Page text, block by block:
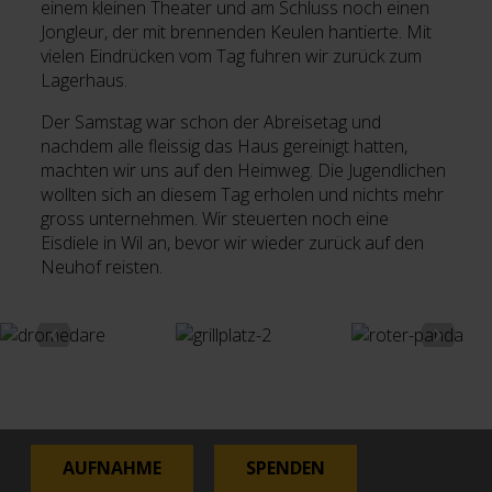
einem kleinen Theater und am Schluss noch einen
Jongleur, der mit brennenden Keulen hantierte. Mit
vielen Eindrücken vom Tag fuhren wir zurück zum
Lagerhaus.
Der Samstag war schon der Abreisetag und
nachdem alle fleissig das Haus gereinigt hatten,
machten wir uns auf den Heimweg. Die Jugendlichen
wollten sich an diesem Tag erholen und nichts mehr
gross unternehmen. Wir steuerten noch eine
Eisdiele in Wil an, bevor wir wieder zurück auf den
Neuhof reisten.
AUFNAHME SPENDEN